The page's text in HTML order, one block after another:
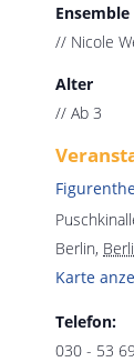
Berlin,
Karte
Telefon:
030 - 53
Ensemble
// Nicole
Alter
// Ab 3